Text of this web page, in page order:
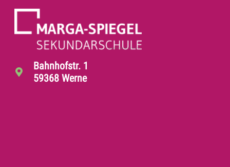
Bahnhofstr. 1
59368 Werne